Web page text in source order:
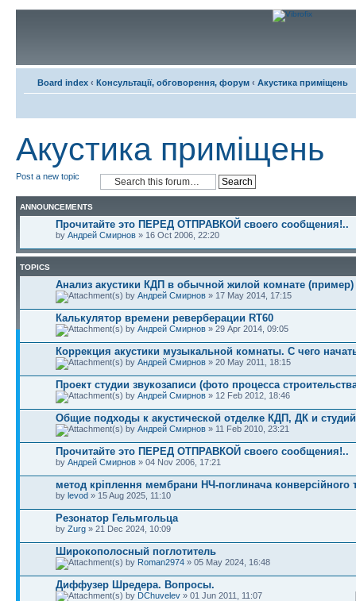
Board index ‹ Консультації, обговорення, форум ‹ Акустика приміщень
Акустика приміщень
Post a new topic
ANNOUNCEMENTS
Прочитайте это ПЕРЕД ОТПРАВКОЙ своего сообщения!..
by Андрей Смирнов » 16 Oct 2006, 22:20
TOPICS
Анализ акустики КДП в обычной жилой комнате (пример)
by Андрей Смирнов » 17 May 2014, 17:15
Калькулятор времени реверберации RT60
by Андрей Смирнов » 29 Apr 2014, 09:05
Коррекция акустики музыкальной комнаты. С чего
by Андрей Смирнов » 20 May 2011, 18:15
Проект студии звукозаписи (фото процесса
by Андрей Смирнов » 12 Feb 2012, 18:46
Общие подходы к акустической отделке КДП, ДК и студий
by Андрей Смирнов » 11 Feb 2010, 23:21
Прочитайте это ПЕРЕД ОТПРАВКОЙ своего сообщения!..
by Андрей Смирнов » 04 Nov 2006, 17:21
метод кріплення мембрани НЧ-поглинача конверсійного
by levod » 15 Aug 2025, 11:10
Резонатор Гельмгольца
by Zurg » 21 Dec 2024, 10:09
Широкополосный поглотитель
by Roman2974 » 05 May 2024, 16:48
Диффузер Шредера. Вопросы.
by DChuvelev » 01 Jun 2011, 11:07